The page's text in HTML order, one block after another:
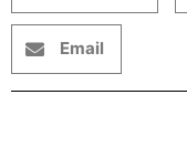
Email